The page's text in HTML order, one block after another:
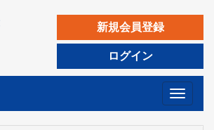
新規会員登録
ログイン
Toggle